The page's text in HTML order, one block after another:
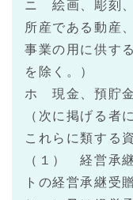
ニ 絵画、彫刻
所産である動産
事業の用に供す
を除く。）
ホ 現金、預貯
（次に掲げる者
これらに類する
（１） 経営承
トの経営承継受